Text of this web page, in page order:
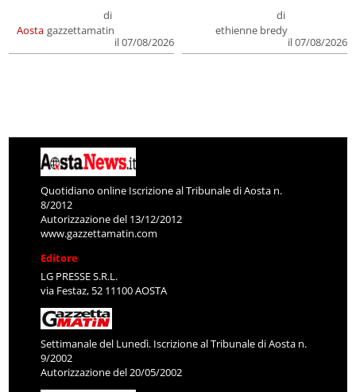
Aosta
di
gazzettamatin
il 07/08/2026
di
ethienne bredy
il 07/08/2026
Quotidiano online Iscrizione al Tribunale di Aosta n.
8/2012
Autorizzazione del 13/12/2012
www.gazzettamatin.com
Editore
LG PRESSE S.R.L.
via Festaz, 52 11100 AOSTA
Settimanale del Lunedì. Iscrizione al Tribunale di Aosta n.
9/2002
Autorizzazione del 20/05/2002